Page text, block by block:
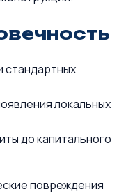
стандартных
локальных
до капитального
повреждения